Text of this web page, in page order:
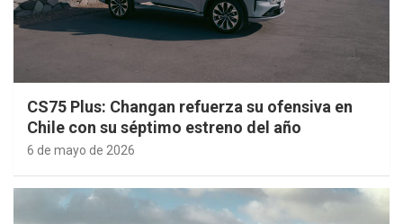
CS75 Plus: Changan refuerza su ofensiva en
Chile con su séptimo estreno del año
6 de mayo de 2026